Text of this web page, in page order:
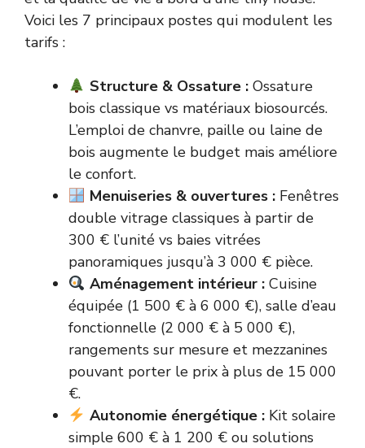
Voici les 7 principaux postes qui modulent les
tarifs :
Structure & Ossature :Ossature
bois classique vs matériaux biosourcés.
L’emploi de chanvre, paille ou laine de
bois augmente le budget mais améliore
le confort.
Menuiseries & ouvertures :Fenêtres
double vitrage classiques à partir de
300 € l’unité vs baies vitrées
panoramiques jusqu’à 3 000 € pièce.
Aménagement intérieur :Cuisine
équipée (1 500 € à 6 000 €), salle d’eau
fonctionnelle (2 000 € à 5 000 €),
rangements sur mesure et mezzanines
pouvant porter le prix à plus de 15 000
€.
Autonomie énergétique :Kit solaire
simple 600 € à 1 200 € ou solutions